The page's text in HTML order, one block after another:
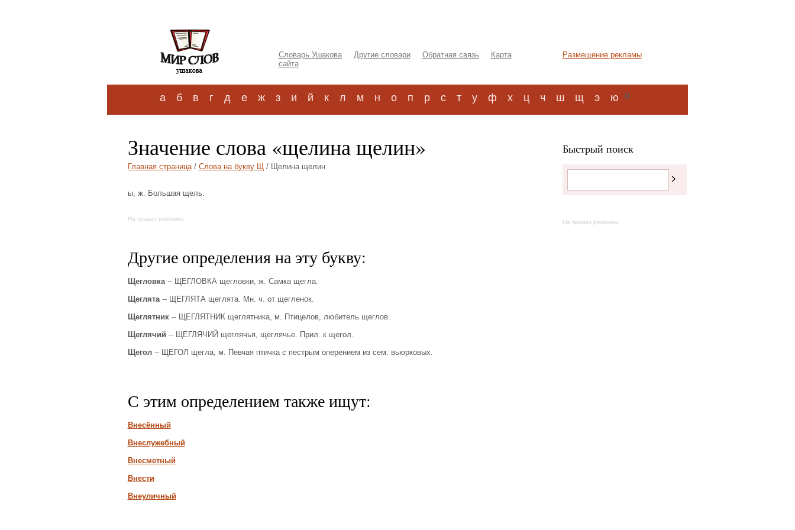
Словарь Ушакова Другие словари Обратная связь
Карта
сайта
Размещение рекламы
а б в г д е ж з и й к л м н о п р с т у ф х ц ч ш щ э ю я
Значение слова «щелина щелин»
Главная страница/ Слова на букву Щ/ Щелина щелин
ы, ж. Большая щель.
На правах рекламы:
Другие определения на эту букву:
Щегловка-- ЩЕГЛОВКА щегловки, ж. Самка щегла.
Щеглята-- ЩЕГЛЯТА щеглята. Мн. ч. от щегленок.
Щеглятник-- ЩЕГЛЯТНИК щеглятника, м. Птицелов, любитель щеглов.
Щеглячий -- ЩЕГЛЯЧИЙ щеглячья, щеглячье. Прил. к щегол.
Щегол-- ЩЕГОЛ щегла, м. Певчая птичка с пестрым оперением из сем. вьюрковых.
С этим определением также ищут:
Внесённый
Внеслужебный
Внесметный
Внести
Внеуличный
Быстрый поиск
На правах рекламы: